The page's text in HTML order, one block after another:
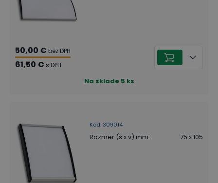
50,00 € bez DPH
61,50 € s DPH
Na sklade 5 ks
Kód: 309014
Rozmer (š x v) mm: 75 x 105